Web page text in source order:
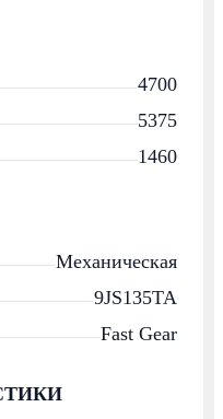
4700
5375
1460
Механическая
9JS135TA
Fast Gear